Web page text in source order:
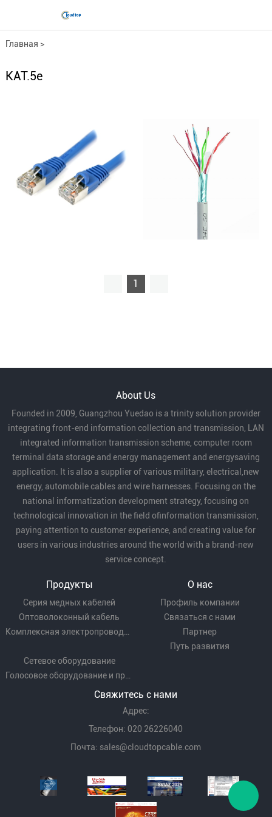
Главная >
Серия медных кабелей
КАТ.5е
1
About Us
Founded in 2009, Guangzhou Yuedao is a trinity solution provider
integrating front-end information collection and transmission, LAN
integrated information transmission scheme, computer room
terminal data storage and energy management and energysaving
application. It is also a supplier of various military, electrical,new
energy, automobile cables and wire harnesses. Focusing on the
national informatization development strategy, focusing on
technological innovation in the field ofinformation transmission,
paying attention to customer experience, and creating value for
users in various industries around the world with a brand-new
service concept.
Продукты
Серия медных кабелей
Оптоволоконный кабель
Сетевое оборудование
О нас
Профиль компании
Связаться с нами
Партнер
Путь развития
Свяжитесь с нами
Адрес:
Телефон: 020 26226040
Почта: sales@cloudtopcable.com